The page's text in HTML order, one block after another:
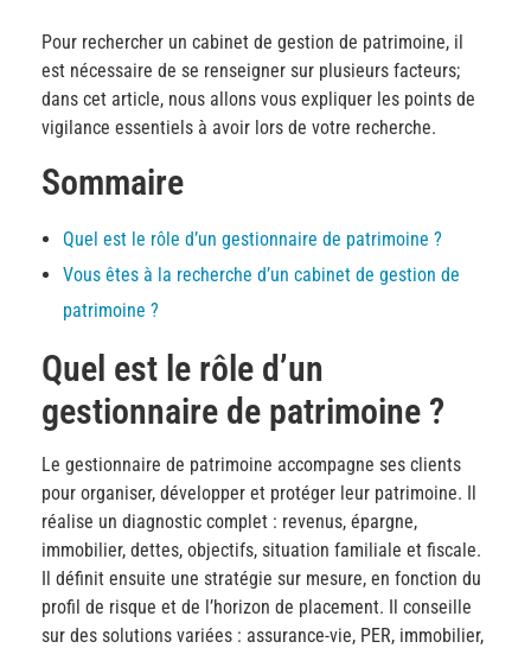
Pour rechercher un cabinet de gestion de patrimoine, il
est nécessaire de se renseigner sur plusieurs facteurs;
dans cet article, nous allons vous expliquer les points de
vigilance essentiels à avoir lors de votre recherche.
Sommaire
Quel est le rôle d’un gestionnaire de patrimoine ?
Vous êtes à la recherche d’un cabinet de gestion de
patrimoine ?
Quel est le rôle d’un
gestionnaire de patrimoine ?
Le gestionnaire de patrimoine accompagne ses clients
pour organiser, développer et protéger leur patrimoine. Il
réalise un diagnostic complet : revenus, épargne,
immobilier, dettes, objectifs, situation familiale et fiscale.
Il définit ensuite une stratégie sur mesure, en fonction du
profil de risque et de l’horizon de placement. Il conseille
sur des solutions variées : assurance-vie, PER, immobilier,